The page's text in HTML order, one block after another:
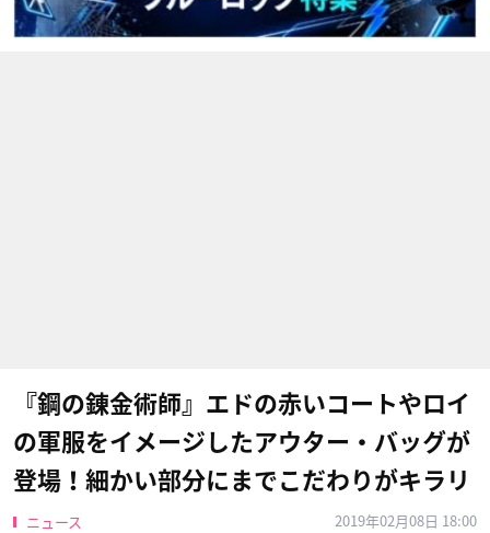
『鋼の錬金術師』エドの赤いコートやロイ
の軍服をイメージしたアウター・バッグが
登場！細かい部分にまでこだわりがキラリ
ニュース
2019年02月08日 18:00